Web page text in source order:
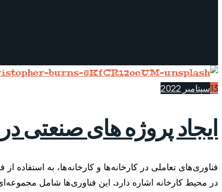
13سپتامبر 2022
ایجاد پروژه های صنعتی
فناوری‌های تعاملی در کارخانه‌ها و کارخانه‌ها، به استفاده
در محیط کارخانه اشاره دارد. این فناوری‌ها شامل مجموعه‌ای